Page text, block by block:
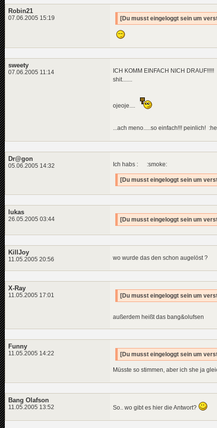
Robin21
07.06.2005 15:19 [Du musst eingeloggt sein um
sweety
07.06.2005 11:14
ICH KOMM EINFACH NICH DRAUF!!!!!
shit.......
ojeoje....
...ach meno.....so einfach!!! peinlich!
Dr@gon
05.06.2005 14:32 Ich habs : :smoke:
[Du musst eingeloggt sein um
lukas
26.05.2005 03:44 [Du musst eingeloggt sein um
KillJoy
11.05.2005 20:56 wo wurde das den schon augelöst ?
X-Ray
11.05.2005 17:01 [Du musst eingeloggt sein um
außerdem heißt das bang&olufsen
Funny
11.05.2005 14:22 [Du musst eingeloggt sein um
Müsste so stimmen, aber ich she ja
Bang Olafson
11.05.2005 13:52 So.. wo gibt es hier die Antwort?